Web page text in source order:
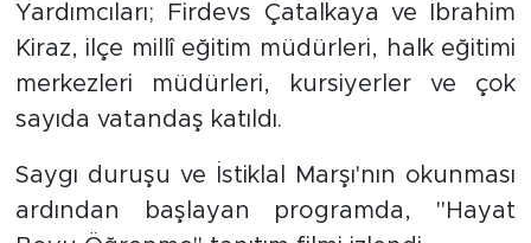
Yardımcıları; Firdevs Çatalkaya ve İbrahim
Kiraz, ilçe millî eğitim müdürleri, halk eğitimi
merkezleri müdürleri, kursiyerler ve çok
sayıda vatandaş katıldı.
Saygı duruşu ve İstiklal Marşı'nın okunması
ardından başlayan programda, ''Hayat